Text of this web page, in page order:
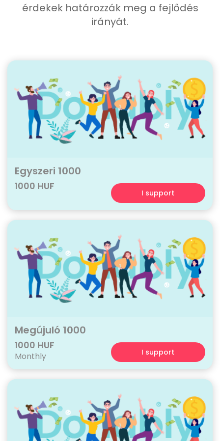
érdekek határozzák meg a fejlődés
irányát.
Egyszeri 1000
1000 HUF
I support
Megújuló 1000
1000 HUF
Monthly I support